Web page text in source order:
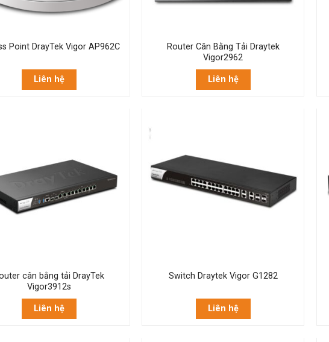
Point DrayTek Vigor AP962C
Liên hệ
Router Cân Bằng Tải Draytek
Vigor2962
Liên hệ
cân bằng tải DrayTek
Vigor3912s
Liên hệ
Switch Draytek Vigor G1282
Liên hệ